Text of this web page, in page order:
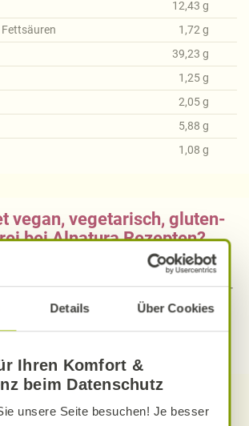
Details Über Cookies
Ihren Komfort &
beim Datenschutz
unsere Seite besuchen! Je besser
12,43 g
1,72 g
39,23 g
1,25g
2,05g
5,88 g
1,08 g
vegan, vegetarisch, gluten-
bei Alnatura Rezepten?
über die genaue Erklärung der
veganen, vegetarischen, gluten-
Alnatura Rezepten.
Sie weitere Rezepte